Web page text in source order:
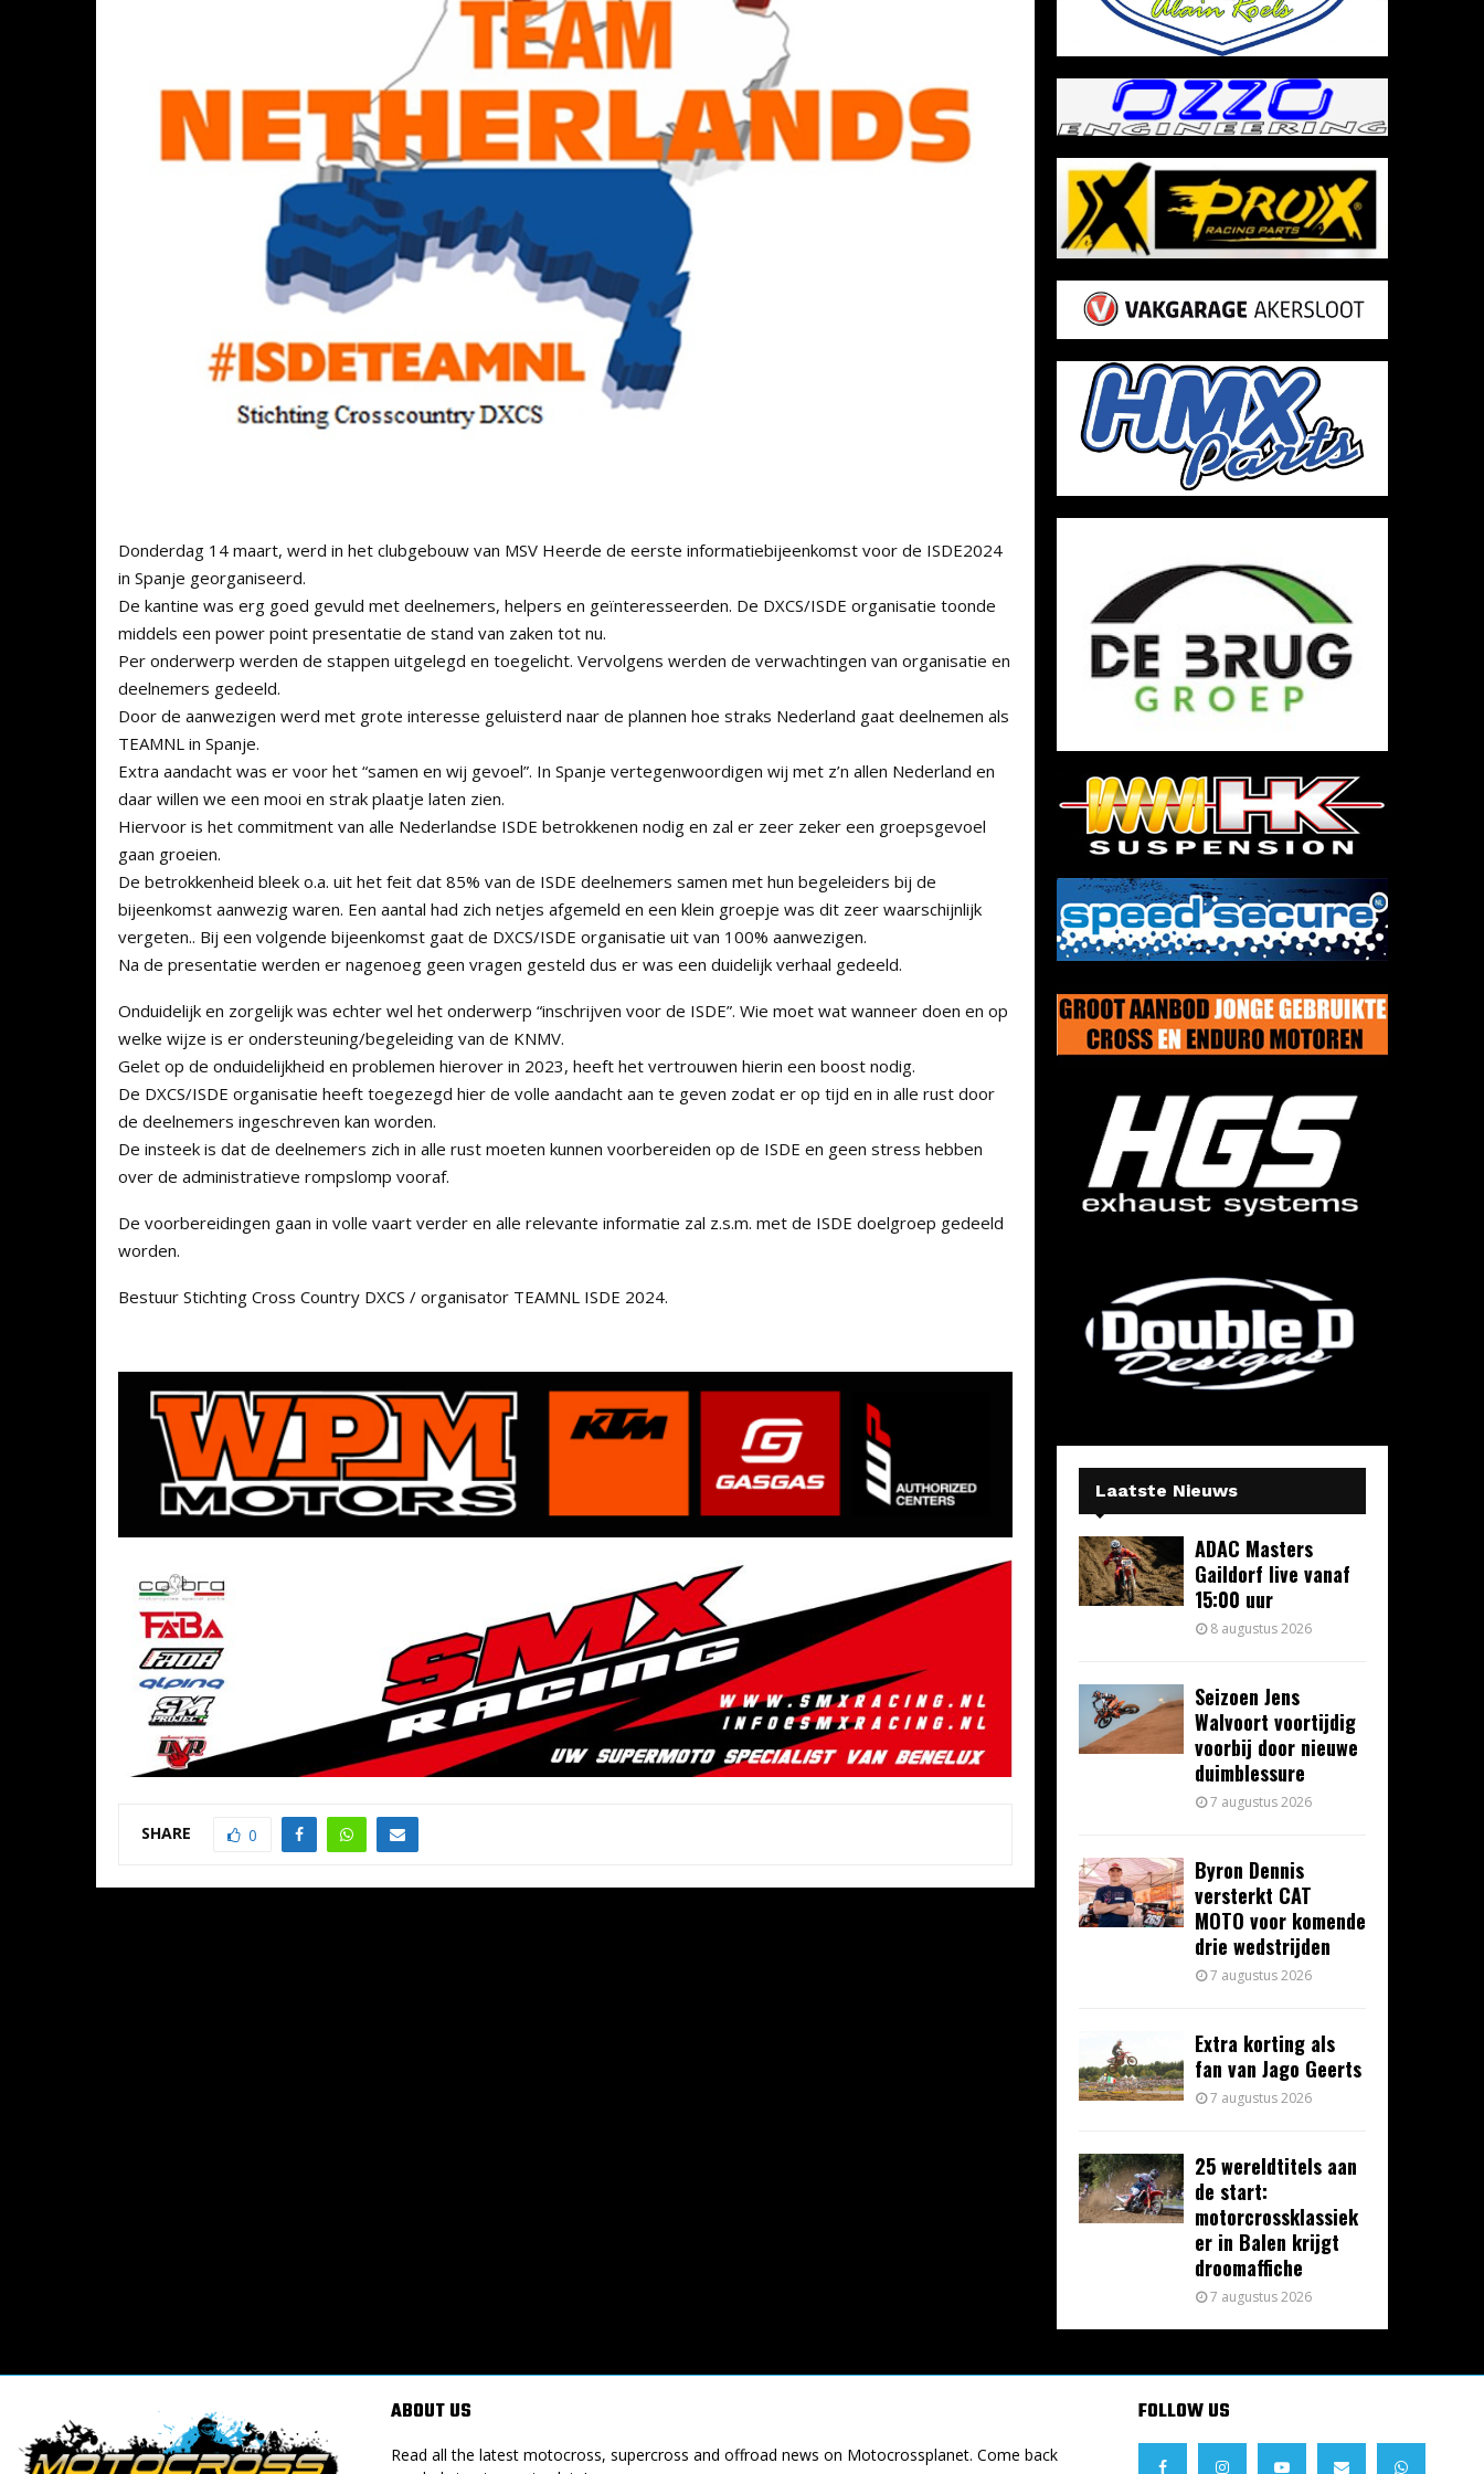
Donderdag 14 maart, werd in het clubgebouw van MSV Heerde de eerste informatiebijeenkomst voor de ISDE2024
in Spanje georganiseerd.
De kantine was erg goed gevuld met deelnemers, helpers en geïnteresseerden. De DXCS/ISDE organisatie toonde
middels een power point presentatie de stand van zaken tot nu.
Per onderwerp werden de stappen uitgelegd en toegelicht. Vervolgens werden de verwachtingen van organisatie en
deelnemers gedeeld.
Door de aanwezigen werd met grote interesse geluisterd naar de plannen hoe straks Nederland gaat deelnemen als
TEAMNL in Spanje.
Extra aandacht was er voor het “samen en wij gevoel”. In Spanje vertegenwoordigen wij met z’n allen Nederland en
daar willen we een mooi en strak plaatje laten zien.
Hiervoor is het commitment van alle Nederlandse ISDE betrokkenen nodig en zal er zeer zeker een groepsgevoel
gaan groeien.
De betrokkenheid bleek o.a. uit het feit dat 85% van de ISDE deelnemers samen met hun begeleiders bij de
bijeenkomst aanwezig waren. Een aantal had zich netjes afgemeld en een klein groepje was dit zeer waarschijnlijk
vergeten.. Bij een volgende bijeenkomst gaat de DXCS/ISDE organisatie uit van 100% aanwezigen.
Na de presentatie werden er nagenoeg geen vragen gesteld dus er was een duidelijk verhaal gedeeld.
Onduidelijk en zorgelijk was echter wel het onderwerp “inschrijven voor de ISDE”. Wie moet wat wanneer doen en op
welke wijze is er ondersteuning/begeleiding van de KNMV.
Gelet op de onduidelijkheid en problemen hierover in 2023, heeft het vertrouwen hierin een boost nodig.
De DXCS/ISDE organisatie heeft toegezegd hier de volle aandacht aan te geven zodat er op tijd en in alle rust door
de deelnemers ingeschreven kan worden.
De insteek is dat de deelnemers zich in alle rust moeten kunnen voorbereiden op de ISDE en geen stress hebben
over de administratieve rompslomp vooraf.
De voorbereidingen gaan in volle vaart verder en alle relevante informatie zal z.s.m. met de ISDE doelgroep gedeeld
worden.
Bestuur Stichting Cross Country DXCS / organisator TEAMNL ISDE 2024.
SHARE 0
Laatste Nieuws
ADAC Masters
Gaildorf live vanaf
15:00 uur
8 augustus 2026
Seizoen Jens
Walvoort voortijdig
voorbij door nieuwe
duimblessure
7 augustus 2026
Byron Dennis
versterkt CAT
MOTO voor komende
drie wedstrijden
7 augustus 2026
Extra korting als
fan van Jago Geerts
7 augustus 2026
25 wereldtitels aan
de start:
motorcrossklassiek
er in Balen krijgt
droomaffiche
7 augustus 2026
ABOUT US
Read all the latest motocross, supercross and offroad news on Motocrossplanet. Come back
FOLLOW US